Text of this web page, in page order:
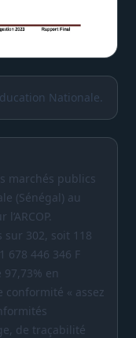
Nationale.
marchés publics
(Sénégal) au
sur 302, soit 118
678 446 346 F
en
conformité « assez
de traçabilité